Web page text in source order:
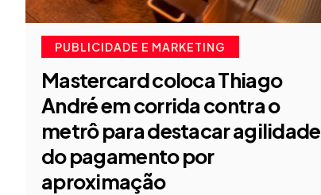
PUBLICIDADE E MARKETING
Mastercard coloca Thiago
André em corrida contra o
metrô para destacar agilidade
do pagamento por
aproximação